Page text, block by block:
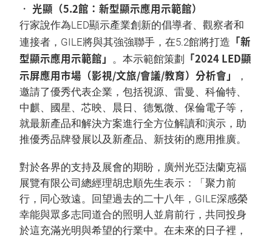
• 光顯（5.2館：新型顯示應用示範館）
行家說作為LED顯示產業創新的倡導者、觀察者和
連接者，GILE將與其強強聯手，在5.2館將打造 「新
型顯示應用示範館」
。本示範館策劃
「2024 LED顯
示屏應用市場（影視/文旅/會議/教育）分析會」
，
邀請了優秀代表企業，包括視源、雷曼、科倫特、
中麒、國星、芯映、晨日、德氪微、保倫電子等，
就最新產品和解決方案進行全方位解讀和演示，助
推優秀品牌發展以及新產品、新技術的應用推廣。
對於各界的支持及展會的期盼，廣州光亞法蘭克福
展覽有限公司總經理胡忠順先生表示：「聚力前
行，同心致遠。回望過去的二十八年，GILE深感榮
幸能與眾多志同道合的照明人並肩前行，共同投身
於這充滿光明與希望的行業中。在未來的日子裡，